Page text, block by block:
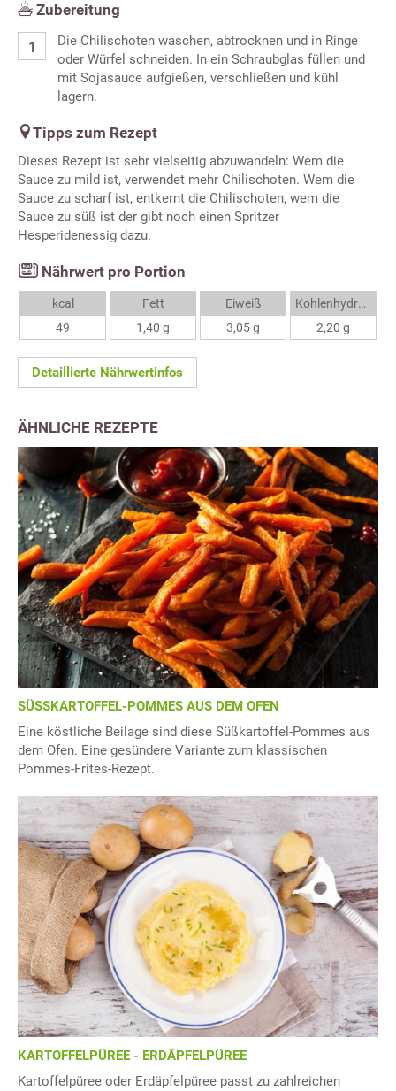
Zubereitung
Die Chilischoten waschen, abtrocknen und in Ringe
oder Würfel schneiden. In ein Schraubglas füllen und
mit Sojasauce aufgießen, verschließen und kühl
lagern.
Tipps zum Rezept
Dieses Rezept ist sehr vielseitig abzuwandeln: Wem die
Sauce zu mild ist, verwendet mehr Chilischoten. Wem die
Sauce zu scharf ist, entkernt die Chilischoten, wem die
Sauce zu süß ist der gibt noch einen Spritzer
Hesperidenessig dazu.
Nährwert pro Portion
kcal
49
Fett
1,40 g
Eiweiß
3,05 g
Kohlenhydrate
2,20 g
Detaillierte Nährwertinfos
ÄHNLICHE REZEPTE
SÜSSKARTOFFEL-POMMES AUS DEM OFEN
Eine köstliche Beilage sind diese Süßkartoffel-Pommes aus
dem Ofen. Eine gesündere Variante zum klassischen
Pommes-Frites-Rezept.
KARTOFFELPÜREE - ERDÄPFELPÜREE
Kartoffelpüree oder Erdäpfelpüree passt zu zahlreichen